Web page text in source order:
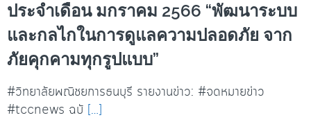
ประจำเดือน มกราคม 2566 “พัฒนาระบบ
และกลไกในการดูแลความปลอดภัย จาก
ภัยคุกคามทุกรูปแบบ”
#วิทยาลัยพณิชยการธนบุรี รายงานข่าว: #จดหมายข่าว
#tccnews ฉบั […]